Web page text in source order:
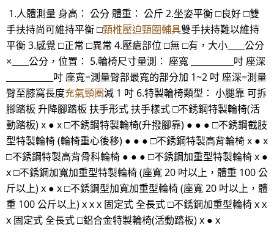
1.人體測量 身高： 公分 體重： 公斤 2.坐姿平衡 □良好 □雙
手扶持尚可維持平衡 □頸椎壓迫頸圈輔具雙手扶持難以維持
平衡 3.感覺 □正常 □異常 4.壓瘡部位 □無 □有，大小____公分
×____公分，位置： 5.輪椅尺寸量測： 座寬 __________吋 座深
___________吋 座寬=測量臀部最寬的部分加 1~2 吋 座深=測量
臀至膝窩長度充氣頸圈減 1 吋 6.特製輪椅類型： 小腿靠 可拆
腳踏板 升降腳踏板 扶手形式 扶手樣式 □不銹鋼特製輪椅(活
動踏板) x ● x □不銹鋼特製輪椅(升撥腳靠) ● ● ● □不銹鋼截肢
型特製輪椅 (輪椅重心後移) ● ● ● □不銹鋼特製高背輪椅 x ● x
□不銹鋼特製高背骨科輪椅 ● ● ● □不銹鋼加重型特製輪椅 x ●
x □不銹鋼加寬加重型特製輪椅 (座寬 20 吋以上，體重 100 公
斤以上) x ● x □不銹鋼型加寬加重型輪椅 (座寬 20 吋以上，體
重 100 公斤以上) x x x 固定式 全長式 □不銹鋼加重型輪椅 x x
x 固定式 全長式 □鋁合金特製輪椅(活動踏板) x ● x